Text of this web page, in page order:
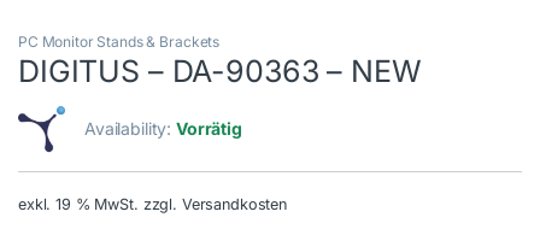
PC Monitor Stands & Brackets
DIGITUS – DA-90363 – NEW
Availability:Vorrätig
exkl. 19 % MwSt. zzgl. Versandkosten